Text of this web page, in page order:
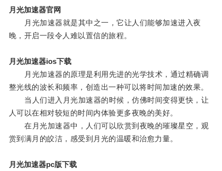
月光加速器官网
月光加速器就是其中之一，它让人们能够加速进入夜
晚，开启一段令人难以置信的旅程。
月光加速器ios下载
月光加速器的原理是利用先进的光学技术，通过精确调
整光线的波长和频率，创造出一种可以将时间加速的效果。
当人们进入月光加速器的时候，仿佛时间变得更快，让
人可以在相对较短的时间内体验更多夜晚的美好。
在月光加速器中，人们可以欣赏到夜晚的璀璨星空，观
赏到满月的皎洁，感受到月光的温暖和治愈力量。
月光加速器pc版下载